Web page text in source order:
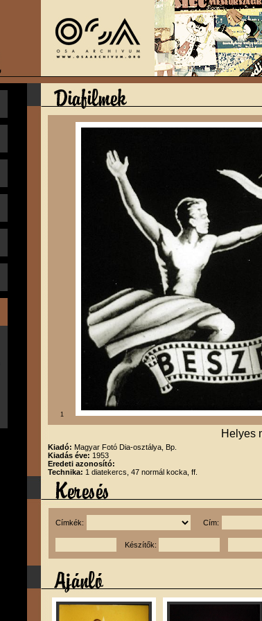
1
Helyes
Kiadó: Magyar Fotó Dia-osztálya, Bp.
Kiadás éve: 1953
Eredeti azonosító:
Technika: 1 diatekercs, 47 normál kocka, ff.
Címkék: Cím:
Készítők: